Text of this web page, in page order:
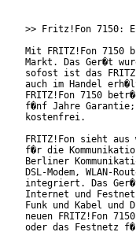
>> Fritz!Fon 7150:
Mit FRITZ!Fon 7150
Markt. Das Ger�t
sofost ist das
auch im Handel
FRITZ!Fon 7150
f�nf Jahre Garantie;
kostenfrei.
FRITZ!Fon sieht
f�r die
Berliner
DSL-Modem, WLAN-
integriert. Das
Internet und
Funk und Kabel und
neuen FRITZ!Fon
oder das